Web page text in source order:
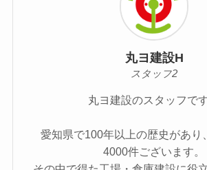
丸ヨ建設H
スタッフ2
丸ヨ建設のスタッフです
愛知県で100年以上の歴史があり
4000件ございます。